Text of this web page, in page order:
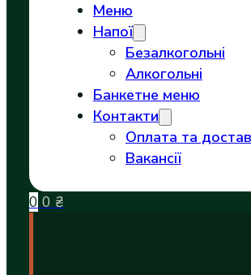
Меню
Напої
Безалкогольні
Алкогольні
Банкетне меню
Контакти
Оплата та
Вакансії
0 0 ₴